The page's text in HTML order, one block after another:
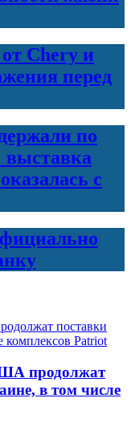
Chery и
перед
по
выставка
с
продолжат
в том числе